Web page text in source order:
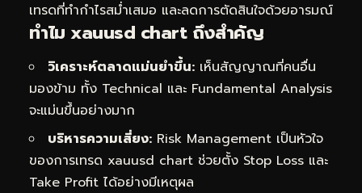
เทรดที่ทำกำไรสม่ำเสมอ และลดการตัดสินใจด้วยอารมณ์
ทำไม xauusd chart ถึงสำคัญ
วิเคราะห์ตลาดแม่นยำขึ้น: เห็นสัญญาณที่คนอื่น
มองข้าม ทั้ง Technical และ Fundamental Analysis
จะแม่นขึ้นอย่างมาก
บริหารความเสี่ยง: Risk Management เป็นหัวใจ
ของการเทรด xauusd chart ช่วยตั้ง Stop Loss และ
Take Profit ได้อย่างมีเหตุผล